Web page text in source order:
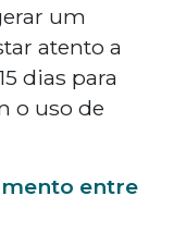
um
atento a
dias para
o uso de
entre